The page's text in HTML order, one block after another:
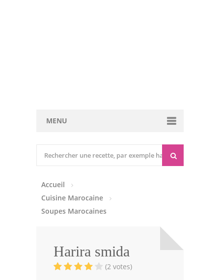
MENU
Entrées Froides
Viandes
Volailles
Accueil
Cuisine Marocaine
Soupes Marocaines
Harira smida
(2 votes)